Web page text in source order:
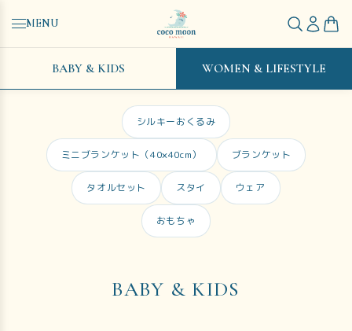
MENU
BABY & KIDS WOMEN & LIFESTYLE
シルキーおくるみ
ミニブランケット（40×40cm） ブランケット
タオルセット スタイ ウェア
おもちゃ
BABY & KIDS